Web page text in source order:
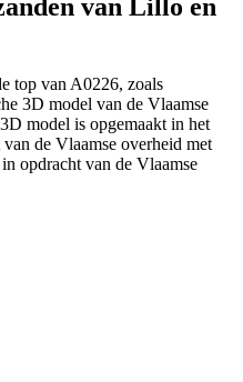
van Lillo en
top van A0226, zoals
3D model van de Vlaamse
model is opgemaakt in het
de Vlaamse overheid met
opdracht van de Vlaamse